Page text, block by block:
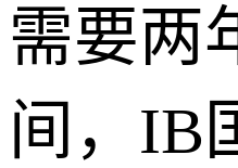
需要两
间，IB